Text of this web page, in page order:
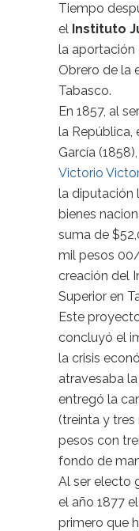
Tiempo
el Instituto
la aportación
Obrero de la
Tabasco.
En 1857, al
la República,
García
Victorio
la diputación
bienes
suma de
mil pesos
creación del
Superior en
Este
concluyó el
la crisis
atravesaba
entregó la
(treinta y tres
pesos con
fondo de
Al ser electo
el año 1877
primero que